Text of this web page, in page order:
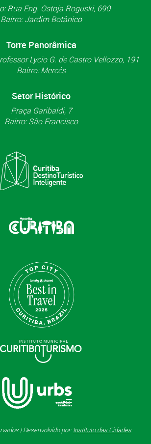
Rua Eng. Ostoja Roguski, 690
Bairro: Jardim Botânico
Torre Panorâmica
Lycio G. de Castro Vellozzo, 191
Bairro: Mercês
Setor Histórico
Praça Garibaldi, 7
Bairro: São Francisco
| Desenvolvido por:Instituto das Cidades